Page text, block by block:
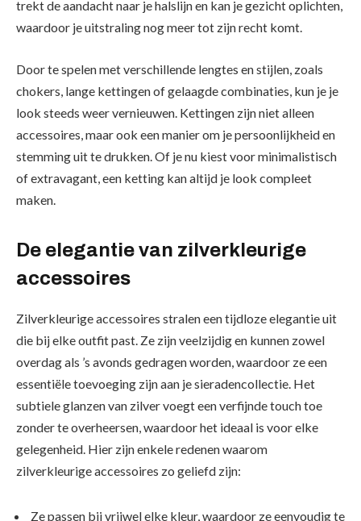
trekt de aandacht naar je halslijn en kan je gezicht oplichten,
waardoor je uitstraling nog meer tot zijn recht komt.
Door te spelen met verschillende lengtes en stijlen, zoals
chokers, lange kettingen of gelaagde combinaties, kun je je
look steeds weer vernieuwen. Kettingen zijn niet alleen
accessoires, maar ook een manier om je persoonlijkheid en
stemming uit te drukken. Of je nu kiest voor minimalistisch
of extravagant, een ketting kan altijd je look compleet
maken.
De elegantie van zilverkleurige
accessoires
Zilverkleurige accessoires stralen een tijdloze elegantie uit
die bij elke outfit past. Ze zijn veelzijdig en kunnen zowel
overdag als ’s avonds gedragen worden, waardoor ze een
essentiële toevoeging zijn aan je sieradencollectie. Het
subtiele glanzen van zilver voegt een verfijnde touch toe
zonder te overheersen, waardoor het ideaal is voor elke
gelegenheid. Hier zijn enkele redenen waarom
zilverkleurige accessoires zo geliefd zijn:
Ze passen bij vrijwel elke kleur, waardoor ze eenvoudig te